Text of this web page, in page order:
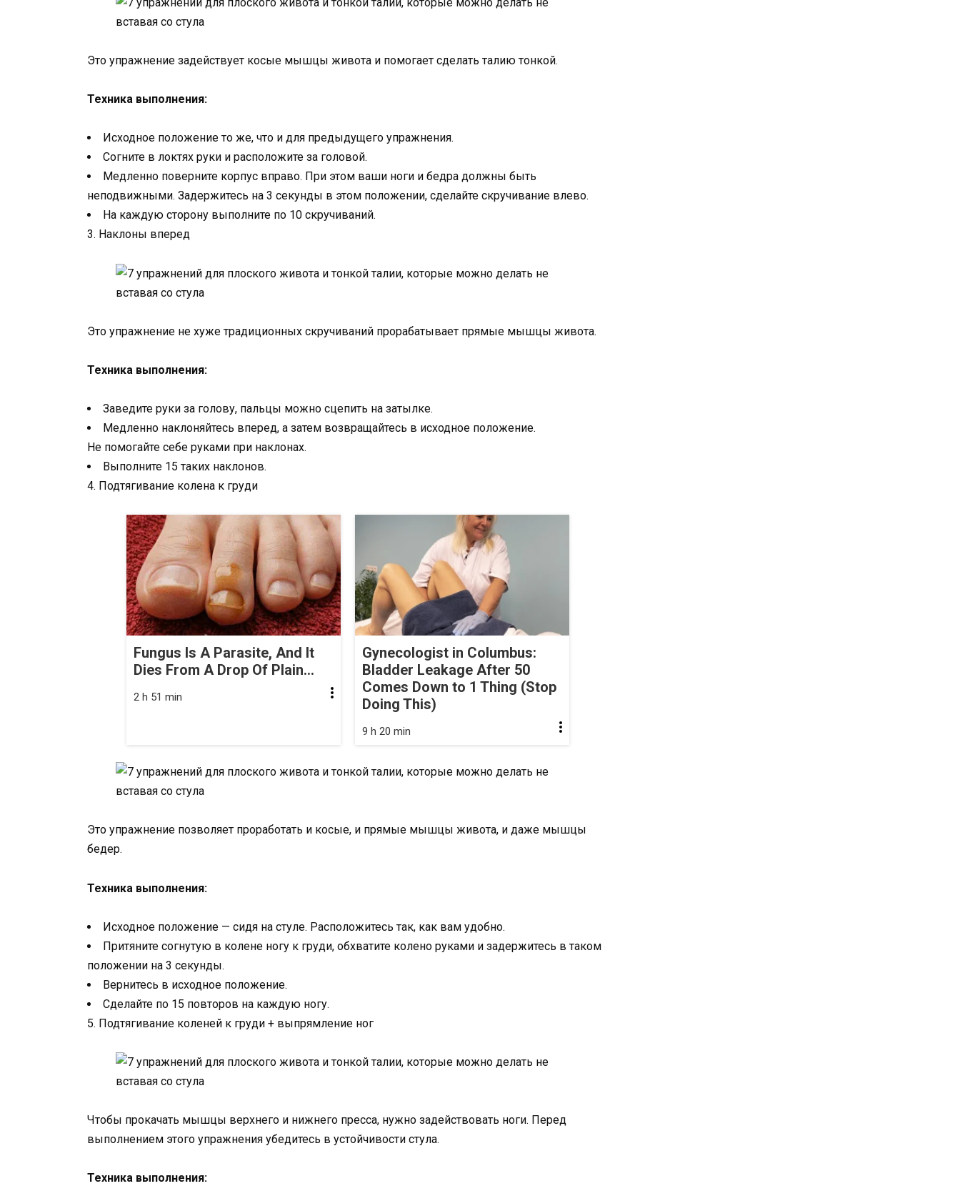
Это упражнение задействует косые мышцы живота и помогает сделать талию тонкой.
Техника выполнения:
Исходное положение то же, что и для предыдущего упражнения.
Согните в локтях руки и расположите за головой.
Медленно поверните корпус вправо. При этом ваши ноги и бедра должны быть
неподвижными. Задержитесь на 3 секунды в этом положении, сделайте скручивание влево.
На каждую сторону выполните по 10 скручиваний.
3. Наклоны вперед
Это упражнение не хуже традиционных скручиваний прорабатывает прямые мышцы живота.
Техника выполнения:
Заведите руки за голову, пальцы можно сцепить на затылке.
Медленно наклоняйтесь вперед, а затем возвращайтесь в исходное положение.
Не помогайте себе руками при наклонах.
Выполните 15 таких наклонов.
4. Подтягивание колена к груди
Fungus Is A Parasite, And It
Dies From A Drop Of Plain...
2 h 51 min
Gynecologist in Columbus:
Bladder Leakage After 50
Comes Down to 1 Thing (Stop
Doing This)
9 h 20 min
Это упражнение позволяет проработать и косые, и прямые мышцы живота, и даже мышцы
бедер.
Техника выполнения:
Исходное положение — сидя на стуле. Расположитесь так, как вам удобно.
Притяните согнутую в колене ногу к груди, обхватите колено руками и задержитесь в таком
положении на 3 секунды.
Вернитесь в исходное положение.
Сделайте по 15 повторов на каждую ногу.
5. Подтягивание коленей к груди + выпрямление ног
Чтобы прокачать мышцы верхнего и нижнего пресса, нужно задействовать ноги. Перед
выполнением этого упражнения убедитесь в устойчивости стула.
Техника выполнения: